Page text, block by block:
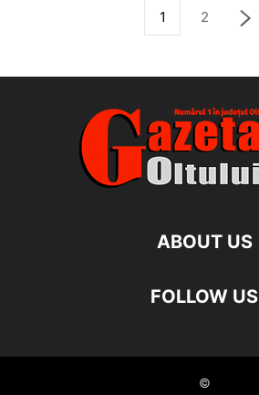
1 2
ABOUT US
FOLLOW US
©